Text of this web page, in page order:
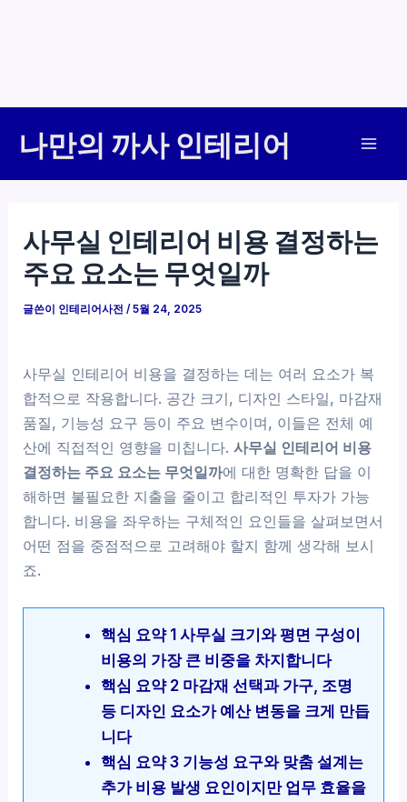
나만의 까사 인테리어
사무실 인테리어 비용 결정하는
주요 요소는 무엇일까
글쓴이 인테리어사전/5월 24, 2025
사무실 인테리어 비용을 결정하는 데는 여러 요소가 복
합적으로 작용합니다. 공간 크기, 디자인 스타일, 마감재
품질, 기능성 요구 등이 주요 변수이며, 이들은 전체 예
산에 직접적인 영향을 미칩니다.사무실 인테리어 비용
결정하는 주요 요소는 무엇일까에 대한 명확한 답을 이
해하면 불필요한 지출을 줄이고 합리적인 투자가 가능
합니다. 비용을 좌우하는 구체적인 요인들을 살펴보면서
어떤 점을 중점적으로 고려해야 할지 함께 생각해 보시
죠.
핵심 요약 1 사무실 크기와 평면 구성이
비용의 가장 큰 비중을 차지합니다
핵심 요약 2 마감재 선택과 가구, 조명
등 디자인 요소가 예산 변동을 크게 만듭
니다
핵심 요약 3 기능성 요구와 맞춤 설계는
추가 비용 발생 요인이지만 업무 효율을